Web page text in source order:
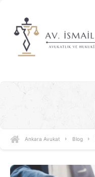
Ankara Avukat Blog